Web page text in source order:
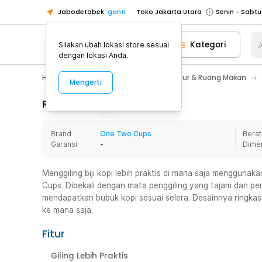
Jabodetabek ganti Toko Jakarta Utara
Toko Tangerang
Toko Cikupa
Pick n Go Jakarta Barat
Senin -
Pick n Go Bekasi
Senin - Jumat
Senin - Jumat
Senin -
Toko Jakarta Barat
Senin -
Toko Tangerang
Toko Cikupa
Senin -
Kategori
Home Appliance Perlengkapan Dapur & Ruang Makan
Rincian Produk
Brand
One Two Cups
Garansi
-
Menggiling biji kopi lebih praktis di mana saja
Cups. Dibekali dengan mata penggiling yang tajam dan
mendapatkan bubuk kopi sesuai selera. Desainnya
ke mana saja.
Fitur
Giling Lebih Praktis
Silakan ubah lokasi store sesuai
dengan lokasi Anda.
Mengerti